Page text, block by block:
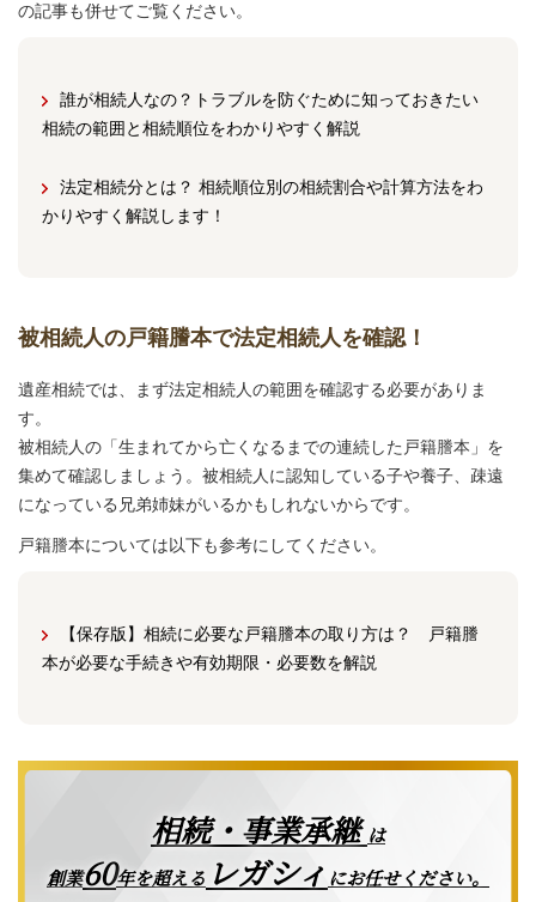
の記事も併せてご覧ください。
誰が相続人なの？トラブルを防ぐために知っておきたい
相続の範囲と相続順位をわかりやすく解説
法定相続分とは？ 相続順位別の相続割合や計算方法をわ
かりやすく解説します！
被相続人の戸籍謄本で法定相続人を確認！
遺産相続では、まず法定相続人の範囲を確認する必要がありま
す。
被相続人の「生まれてから亡くなるまでの連続した戸籍謄本」を
集めて確認しましょう。被相続人に認知している子や養子、疎遠
になっている兄弟姉妹がいるかもしれないからです。
戸籍謄本については以下も参考にしてください。
【保存版】相続に必要な戸籍謄本の取り方は？ 戸籍謄
本が必要な手続きや有効期限・必要数を解説
相続・事業承継は
創業60年を超える レガシィ にお任せください。